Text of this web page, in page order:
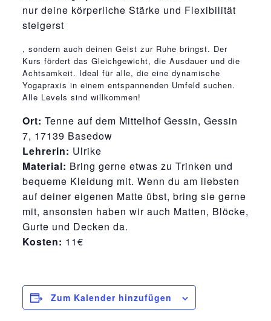
nur deine körperliche Stärke und Flexibilität
steigerst
osteopathe-nyon-cabinet-monney
, sondern auch deinen Geist zur Ruhe bringst. Der
Kurs fördert das Gleichgewicht, die Ausdauer und die
Achtsamkeit. Ideal für alle, die eine dynamische
Yogapraxis in einem entspannenden Umfeld suchen.
Alle Levels sind willkommen!
Ort: Tenne auf dem Mittelhof Gessin, Gessin
7, 17139 Basedow
Lehrerin: Ulrike
Material: Bring gerne etwas zu Trinken und
bequeme Kleidung mit. Wenn du am liebsten
auf deiner eigenen Matte übst, bring sie gerne
mit, ansonsten haben wir auch Matten, Blöcke,
Gurte und Decken da.
Kosten: 11€
Zum Kalender hinzufügen